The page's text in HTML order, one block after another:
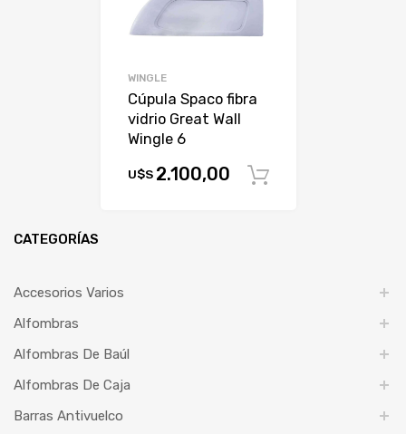
WINGLE
Cúpula Spaco fibra
vidrio Great Wall
Wingle 6
U$S 2.100,00
CATEGORÍAS
Accesorios Varios
Alfombras
Alfombras De Baúl
Alfombras De Caja
Barras Antivuelco